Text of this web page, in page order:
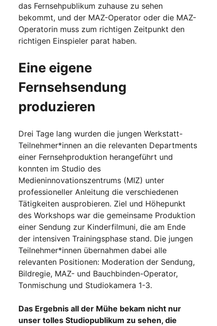
das Fernsehpublikum zuhause zu sehen
bekommt, und der MAZ-Operator oder die MAZ-
Operatorin muss zum richtigen Zeitpunkt den
richtigen Einspieler parat haben.
Eine eigene
Fernsehsendung
produzieren
Drei Tage lang wurden die jungen Werkstatt-
Teilnehmer*innen an die relevanten Departments
einer Fernsehproduktion herangeführt und
konnten im Studio des
Medieninnovationszentrums (MIZ) unter
professioneller Anleitung die verschiedenen
Tätigkeiten ausprobieren. Ziel und Höhepunkt
des Workshops war die gemeinsame Produktion
einer Sendung zur Kinderfilmuni, die am Ende
der intensiven Trainingsphase stand. Die jungen
Teilnehmer*innen übernahmen dabei alle
relevanten Positionen: Moderation der Sendung,
Bildregie, MAZ- und Bauchbinden-Operator,
Tonmischung und Studiokamera 1-3.
Das Ergebnis all der Mühe bekam nicht nur
unser tolles Studiopublikum zu sehen, die